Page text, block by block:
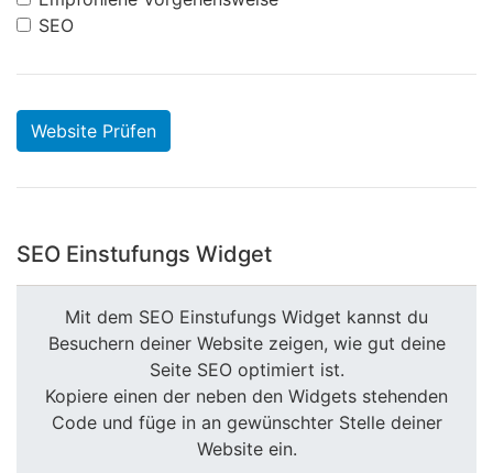
SEO
Website Prüfen
SEO Einstufungs Widget
Mit dem SEO Einstufungs Widget kannst du
Besuchern deiner Website zeigen, wie gut deine
Seite SEO optimiert ist.
Kopiere einen der neben den Widgets stehenden
Code und füge in an gewünschter Stelle deiner
Website ein.